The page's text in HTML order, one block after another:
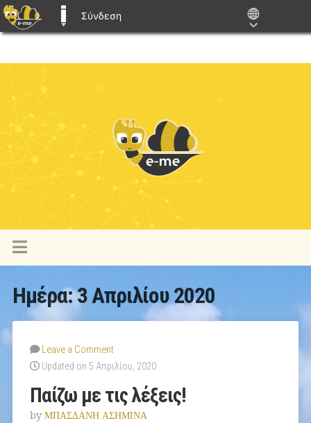
E-ME BLOGS
Σύνδεση
Ημέρα:3 Απριλίου 2020
Leave a Comment
Updated on 5 Απριλίου, 2020
Παίζω με τις λέξεις!
by ΜΠΑΣΔΑΝΗ ΑΣΗΜΙΝΑ